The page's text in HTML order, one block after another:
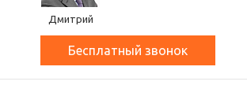
Дмитрий
Бесплатный звонок